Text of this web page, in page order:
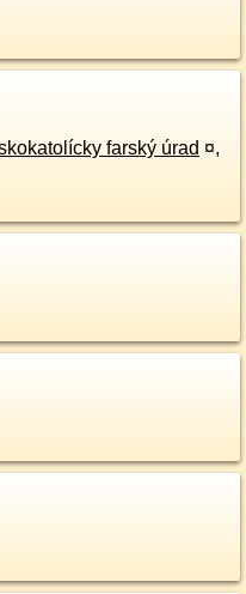
farský úrad ¤,